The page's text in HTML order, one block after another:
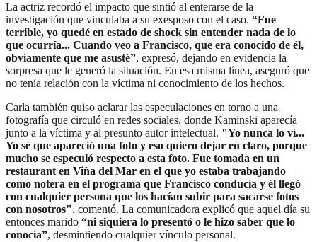
La actriz recordó el impacto que sintió al enterarse de la
investigación que vinculaba a su exesposo con el caso. “Fue
terrible, yo quedé en estado de shock sin entender nada de lo
que ocurría... Cuando veo a Francisco, que era conocido de él,
obviamente que me asusté”, expresó, dejando en evidencia la
sorpresa que le generó la situación. En esa misma línea, aseguró que
no tenía relación con la víctima ni conocimiento de los hechos.
Carla también quiso aclarar las especulaciones en torno a una
fotografía que circuló en redes sociales, donde Kaminski aparecía
junto a la víctima y al presunto autor intelectual. "Yo nunca lo ví...
Yo sé que apareció una foto y eso quiero dejar en claro, porque
mucho se especuló respecto a esta foto. Fue tomada en un
restaurant en Viña del Mar en el que yo estaba trabajando
como notera en el programa que Francisco conducía y él llegó
con cualquier persona que los hacían subir para sacarse fotos
con nosotros", comentó. La comunicadora explicó que aquel día su
entonces marido “ni siquiera lo presentó o le hizo saber que lo
conocía”, desmintiendo cualquier vínculo personal.